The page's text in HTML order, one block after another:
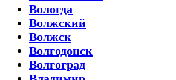
Вологда
Волжский
Волжск
Волгодонск
Волгоград